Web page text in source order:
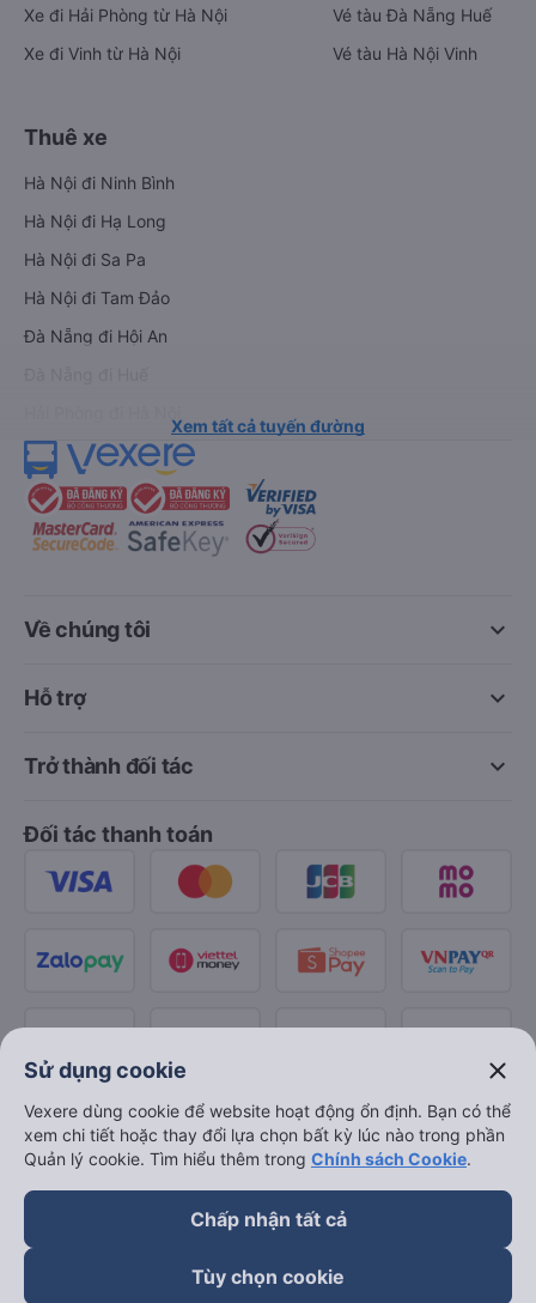
Xe đi Hải Phòng từ Hà Nội
Xe đi Vinh từ Hà Nội
Vé tàu Đà Nẵng Huế
Vé tàu Hà Nội Vinh
Thuê xe
Hà Nội đi Ninh Bình
Hà Nội đi Hạ Long
Hà Nội đi Sa Pa
Hà Nội đi Tam Đảo
Đà Nẵng đi Hội An
Xem tất cả tuyến đường
keyboard_arrow_down
Về chúng tôi
keyboard_arrow_down
Hỗ trợ
keyboard_arrow_down
Trở thành đối tác
Đối tác thanh toán
Sử dụng cookie close
Vexere dùng cookie để website hoạt động ổn định. Bạn có thể
xem chi tiết hoặc thay đổi lựa chọn bất kỳ lúc nào trong phần
Quản lý cookie. Tìm hiểu thêm trong Chính sách Cookie.
Chấp nhận tất cả
Tùy chọn cookie